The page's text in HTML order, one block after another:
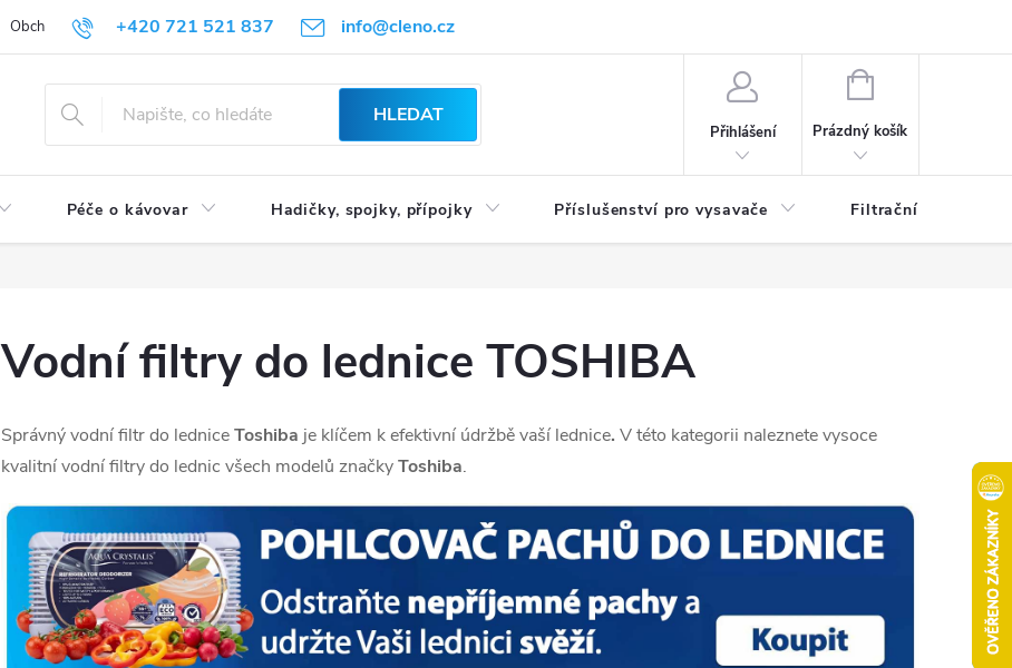
+420 721 521 837 info@cleno.cz
Obchodní podmínky Reklamace a vrácení zboží Podmínky ochrany osobních údajů
HLEDAT
Přihlášení
NÁKUPNÍ
Prázdný košík
Péče o kávovar Hadičky, spojky, přípojky Příslušenství pro vysavače Filtrační patrony
Vodní filtry do lednice TOSHIBA
Správný vodní filtr do ledniceToshiba je klíčem k efektivní údržbě vaší lednice. V této kategorii naleznete vysoce
kvalitní vodní filtry do lednic všech modelů značkyToshiba.